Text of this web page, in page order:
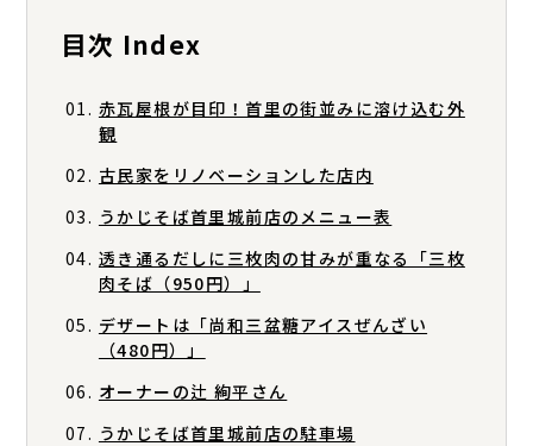
目次 Index
赤瓦屋根が目印！首里の街並みに溶け込む外
観
古民家をリノベーションした店内
うかじそば首里城前店のメニュー表
透き通るだしに三枚肉の甘みが重なる「三枚
肉そば（950円）」
デザートは「尚和三盆糖アイスぜんざい
（480円）」
オーナーの辻 絢平さん
うかじそば首里城前店の駐車場